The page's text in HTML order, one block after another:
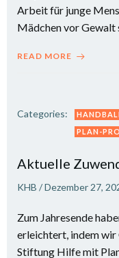
Arbeit für junge
Mädchen vor
READ MORE
Categories:
PLAN-
Aktuelle
KHB /Dezember 27,
Zum Jahresende
erleichtert, indem
Stiftung Hilfe mit